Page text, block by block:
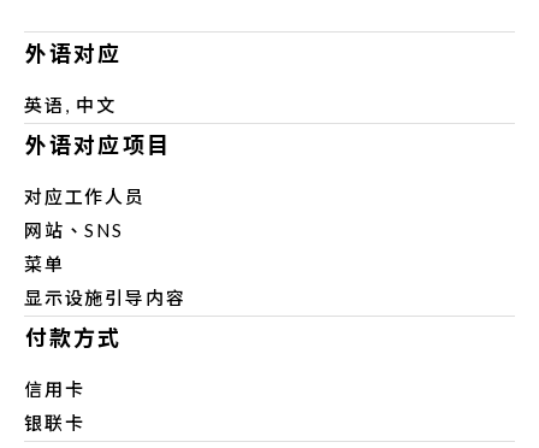
外语对应
英语, 中文
外语对应项目
对应工作人员
网站、SNS
菜单
显示设施引导内容
付款方式
信用卡
银联卡